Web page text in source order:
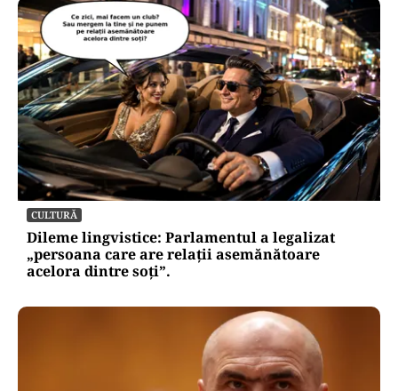
CULTURĂ
Dileme lingvistice: Parlamentul a legalizat
„persoana care are relații asemănătoare
acelora dintre soți”.